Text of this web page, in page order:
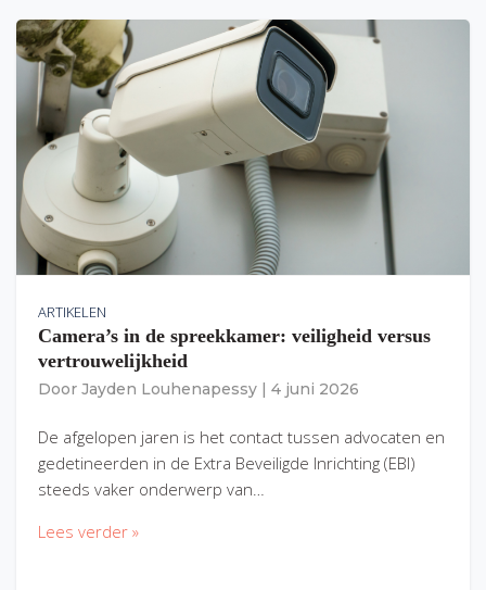
ARTIKELEN
Camera’s in de spreekkamer: veiligheid versus
vertrouwelijkheid
Door Jayden Louhenapessy 4 juni 2026
De afgelopen jaren is het contact tussen advocaten en
gedetineerden in de Extra Beveiligde Inrichting (EBI)
steeds vaker onderwerp van…
Lees verder »